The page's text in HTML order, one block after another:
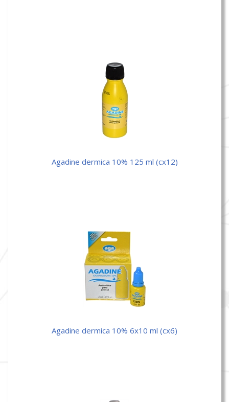
agadine dermica 10% 125 ml (cx12)
agadine dermica 10% 6x10 ml (cx6)